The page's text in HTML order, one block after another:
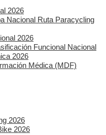
2026
Nacional Ruta Paracycling
2026
Funcional Nacional
2026
Médica (MDF)
2026
2026